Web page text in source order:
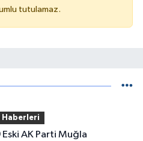
tutulamaz.
Haberleri
Eski AK Parti Muğla